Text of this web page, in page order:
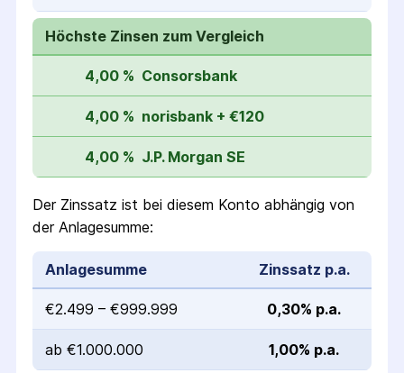
Höchste Zinsen zum Vergleich
4,00 % Consorsbank
4,00 % norisbank + €120
4,00 % J.P. Morgan SE
Der Zinssatz ist bei diesem Konto abhängig von
der Anlagesumme:
Anlagesumme Zinssatz p.a.
€2.499 – €999.999 0,30% p.a.
ab €1.000.000 1,00% p.a.